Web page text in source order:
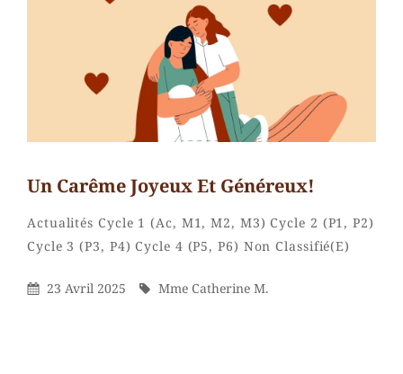
Un Carême Joyeux Et Généreux!
Categories
Actualités Cycle 1 (Ac, M1, M2, M3) Cycle 2 (P1, P2)
Cycle 3 (P3, P4) Cycle 4 (P5, P6) Non Classifié(e)Mme
Posted
23 Avril 2025 By
Mme Catherine M.